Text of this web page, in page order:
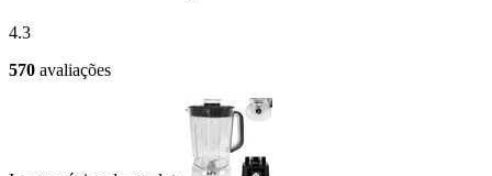
4.3
570 avaliações